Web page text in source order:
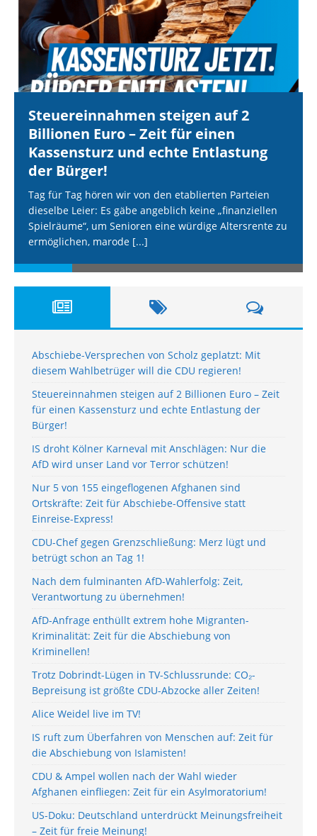
Steuereinnahmen steigen auf 2
Billionen Euro – Zeit für einen
Kassensturz und echte Entlastung
der Bürger!
Tag für Tag hören wir von den etablierten Parteien
dieselbe Leier: Es gäbe angeblich keine „finanziellen
Spielräume“, um Senioren eine würdige Altersrente zu
ermöglichen, marode [...]
Abschiebe-Versprechen von Scholz geplatzt: Mit
diesem Wahlbetrüger will die CDU regieren!
Steuereinnahmen steigen auf 2 Billionen Euro – Zeit
für einen Kassensturz und echte Entlastung der
Bürger!
IS droht Kölner Karneval mit Anschlägen: Nur die
AfD wird unser Land vor Terror schützen!
Nur 5 von 155 eingeflogenen Afghanen sind
Ortskräfte: Zeit für Abschiebe-Offensive statt
Einreise-Express!
CDU-Chef gegen Grenzschließung: Merz lügt und
betrügt schon an Tag 1!
Nach dem fulminanten AfD-Wahlerfolg: Zeit,
Verantwortung zu übernehmen!
AfD-Anfrage enthüllt extrem hohe Migranten-
Kriminalität: Zeit für die Abschiebung von
Kriminellen!
Trotz Dobrindt-Lügen in TV-Schlussrunde: CO₂-
Bepreisung ist größte CDU-Abzocke aller Zeiten!
Alice Weidel live im TV!
IS ruft zum Überfahren von Menschen auf: Zeit für
die Abschiebung von Islamisten!
CDU & Ampel wollen nach der Wahl wieder
Afghanen einfliegen: Zeit für ein Asylmoratorium!
US-Doku: Deutschland unterdrückt Meinungsfreiheit
– Zeit für freie Meinung!